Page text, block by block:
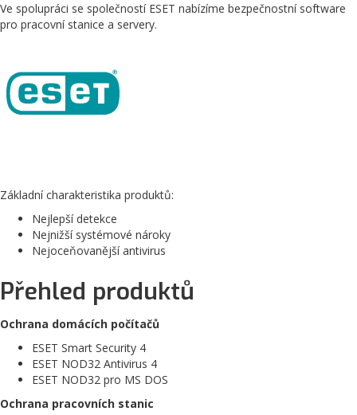
Ve spolupráci se společností ESET nabízíme bezpečnostní software
pro pracovní stanice a servery.
Základní charakteristika produktů:
Nejlepší detekce
Nejnižší systémové nároky
Nejoceňovanější antivirus
Přehled produktů
Ochrana domácích počítačů
ESET Smart Security 4
ESET NOD32 Antivirus 4
ESET NOD32 pro MS DOS
Ochrana pracovních stanic